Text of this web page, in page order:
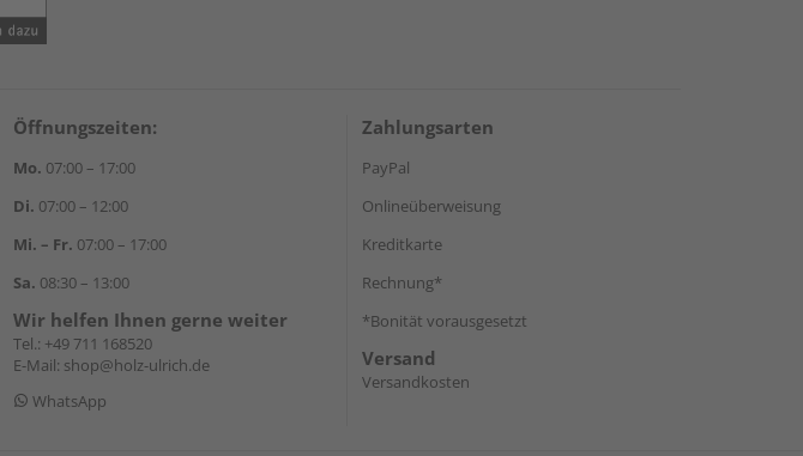
Öffnungszeiten:
Mo. 07:00 – 17:00
Di. 07:00 – 12:00
Mi. – Fr. 07:00 – 17:00
Sa. 08:30 – 13:00
Wir helfen Ihnen gerne weiter
Tel.: +49 711 168520
E-Mail: shop@holz-ulrich.de
WhatsApp
Zahlungsarten
PayPal
Onlineüberweisung
Kreditkarte
Rechnung*
*Bonität vorausgesetzt
Versand
Versandkosten